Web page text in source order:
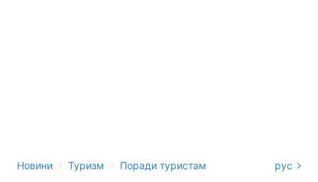
Новини › Туризм › Поради туристам рус